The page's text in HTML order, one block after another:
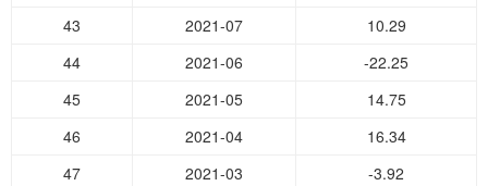
43
2021-07
10.29
44
2021-06
-22.25
45
2021-05
14.75
46
2021-04
16.34
47
2021-03 -3.92